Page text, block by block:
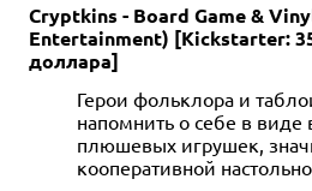
Cryptkins - Board Game &
Entertainment) [Kickstarter:
доллара]
Герои фольклора и
напомнить о себе в виде
плюшевых игрушек,
кооперативной